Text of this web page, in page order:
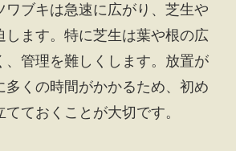
ワブキは急速に広がり、芝生や
します。特に芝生は葉や根の広
、管理を難しくします。放置が
多くの時間がかかるため、初め
ておくことが大切です。